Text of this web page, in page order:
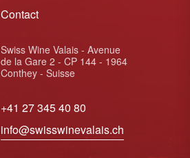
Contact
Swiss Wine Valais - Avenue
de la Gare 2 - CP 144 - 1964
Conthey - Suisse
+41 27 345 40 80
info@swisswinevalais.ch